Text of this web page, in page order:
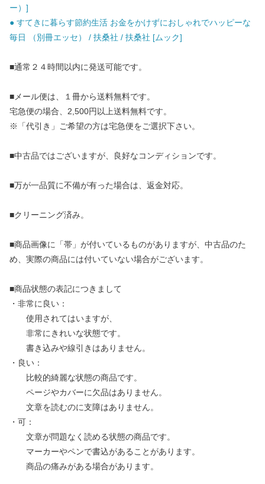
ー）]
● すてきに暮らす節約生活 お金をかけずにおしゃれでハッピーな
毎日 （別冊エッセ） / 扶桑社 / 扶桑社 [ムック]
■通常２４時間以内に発送可能です。
■メール便は、１冊から送料無料です。
宅急便の場合、2,500円以上送料無料です。
※「代引き」ご希望の方は宅急便をご選択下さい。
■中古品ではございますが、良好なコンディションです。
■万が一品質に不備が有った場合は、返金対応。
■クリーニング済み。
■商品画像に「帯」が付いているものがありますが、中古品のた
め、実際の商品には付いていない場合がございます。
■商品状態の表記につきまして
・非常に良い：
使用されてはいますが、
非常にきれいな状態です。
書き込みや線引きはありません。
・良い：
比較的綺麗な状態の商品です。
ページやカバーに欠品はありません。
文章を読むのに支障はありません。
・可：
文章が問題なく読める状態の商品です。
マーカーやペンで書込があることがあります。
商品の痛みがある場合があります。